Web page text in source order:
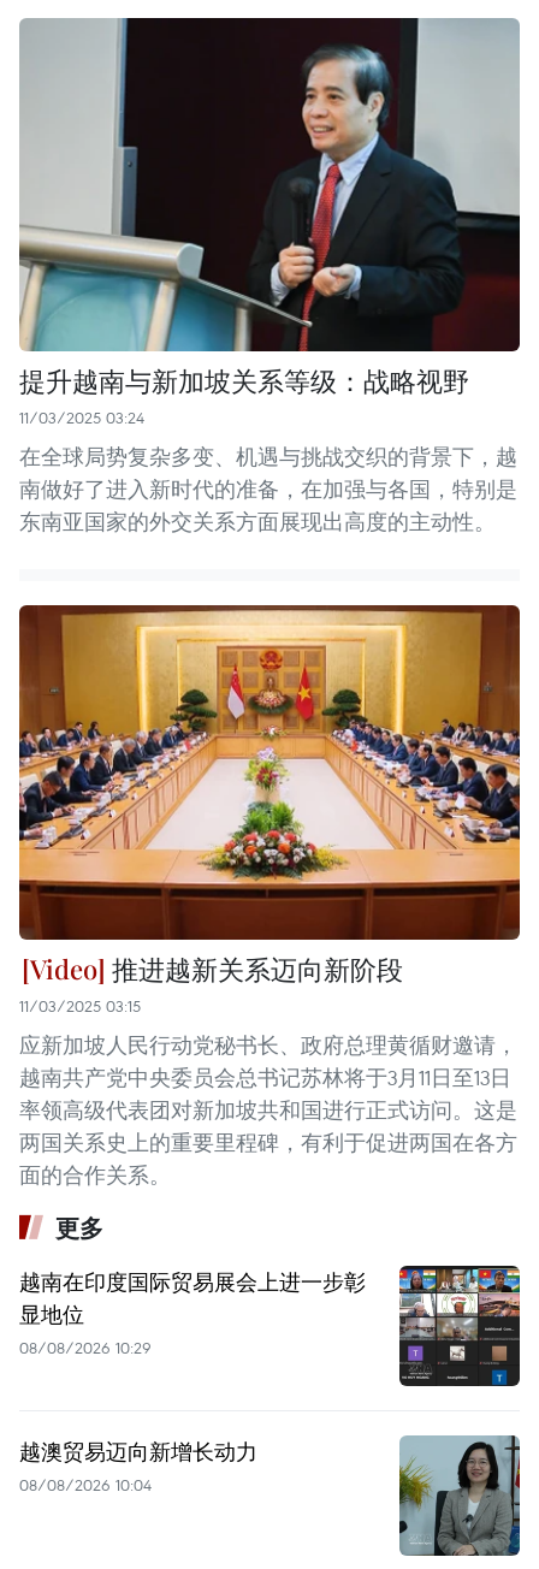
提升越南与新加坡关系等级：战略视野
11/03/2025 03:24
在全球局势复杂多变、机遇与挑战交织的背景下，越
南做好了进入新时代的准备，在加强与各国，特别是
东南亚国家的外交关系方面展现出高度的主动性。
推进越新关系迈向新阶段
11/03/2025 03:15
应新加坡人民行动党秘书长、政府总理黄循财邀请，
越南共产党中央委员会总书记苏林将于3月11日至13日
率领高级代表团对新加坡共和国进行正式访问。这是
两国关系史上的重要里程碑，有利于促进两国在各方
面的合作关系。
更多
越南在印度国际贸易展会上进一步彰
显地位
08/08/2026 10:29
越澳贸易迈向新增长动力
08/08/2026 10:04